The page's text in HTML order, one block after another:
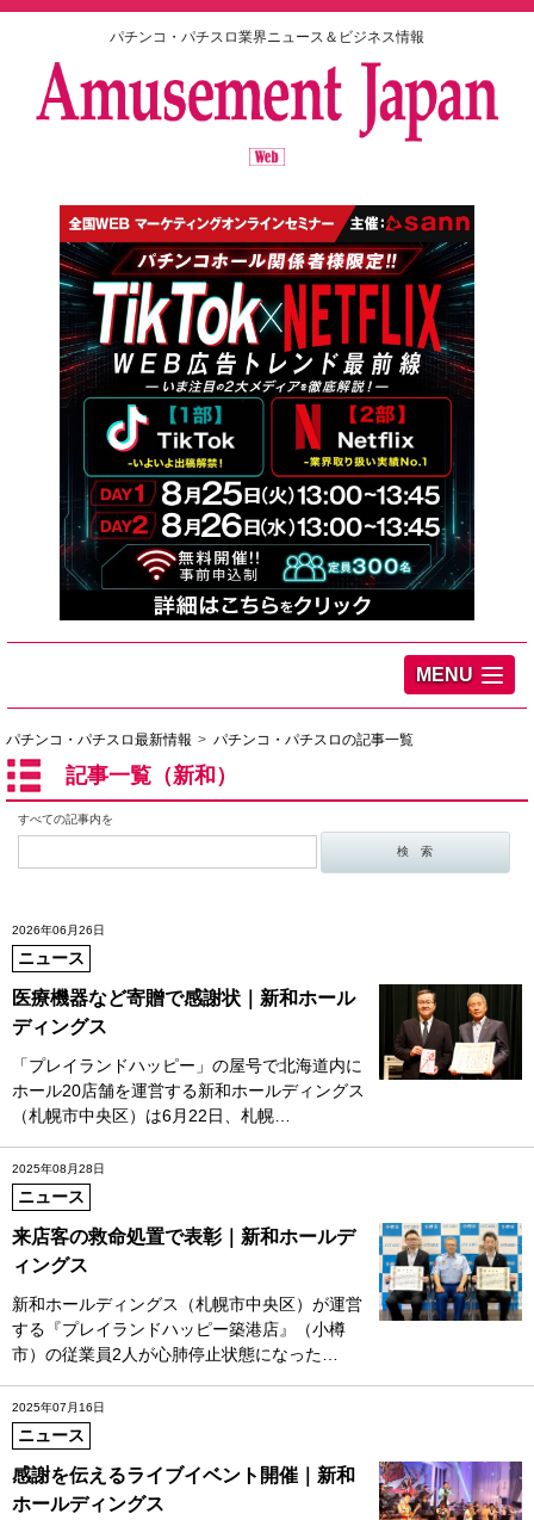
パチンコ・パチスロ業界ニュース＆ビジネス情報
MENU
パチンコ・パチスロ最新情報 パチンコ・パチスロの記事一覧
記事一覧（新和）
すべての記事内を
2026年06月26日
ニュース
医療機器など寄贈で感謝状｜新和ホール
ディングス
「プレイランドハッピー」の屋号で北海道内に
ホール20店舗を運営する新和ホールディングス
（札幌市中央区）は6月22日、札幌…
2025年08月28日
ニュース
来店客の救命処置で表彰｜新和ホールデ
ィングス
新和ホールディングス（札幌市中央区）が運営
する『プレイランドハッピー築港店』（小樽
市）の従業員2人が心肺停止状態になった…
2025年07月16日
ニュース
感謝を伝えるライブイベント開催｜新和
ホールディングス